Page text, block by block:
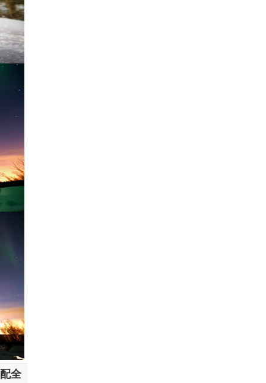
全